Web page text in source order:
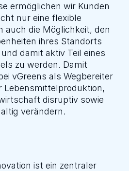
ermöglichen wir Kunden
nur eine flexible
auch die Möglichkeit, den
ihres Standorts
damit aktiv Teil eines
zu werden. Damit
vGreens als Wegbereiter
Lebensmittelproduktion,
disruptiv sowie
verändern.
ist ein zentraler